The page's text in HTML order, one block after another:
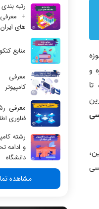
و
رتبه
+
های ایران
منابع
معرفی
کامپیوتر
معرفی
فناوری
رشته
و ادامه
دانشگاه
مشاهده